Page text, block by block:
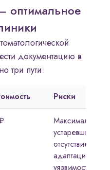
оптимальное
документацию в
три пути:
Риски
Максимальные:
устаревшие
отсутствие
адаптации,
уязвимость в